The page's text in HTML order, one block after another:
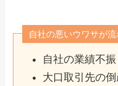
自社の悪いウワサが
自社の業績不振
大口取引先の倒